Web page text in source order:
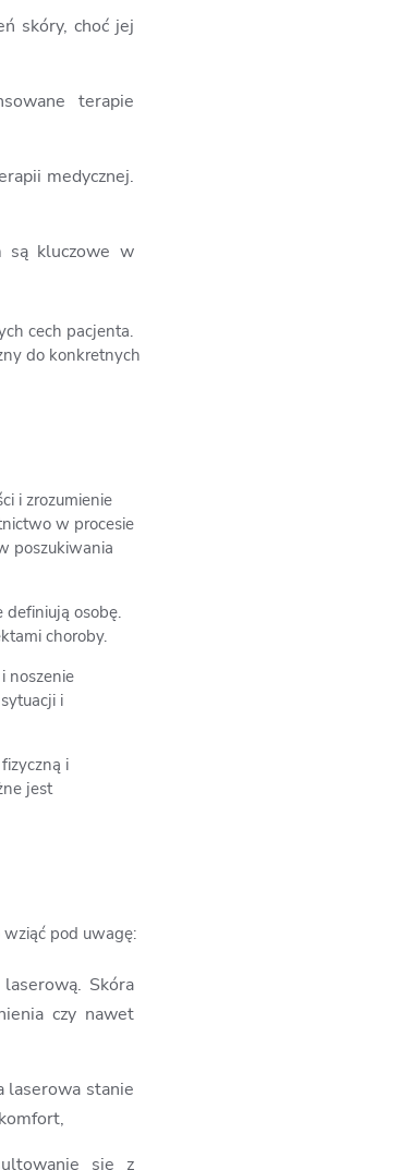
skóry, choć jej
terapie
medycznej.
są kluczowe w
cech pacjenta.
do konkretnych
i zrozumienie
w procesie
poszukiwania
osobę.
choroby.
noszenie
i
i
jest
pod uwagę:
Skóra
czy nawet
laserowa stanie
się z